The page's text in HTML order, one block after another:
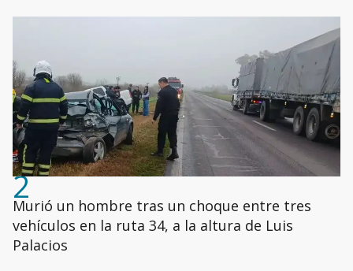
2
Murió un hombre tras un choque entre tres
vehículos en la ruta 34, a la altura de Luis
Palacios